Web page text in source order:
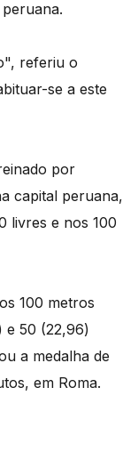
referiu o
se a este
por
capital peruana,
livres e nos 100
100 metros
e 50 (22,96)
a medalha de
em Roma.